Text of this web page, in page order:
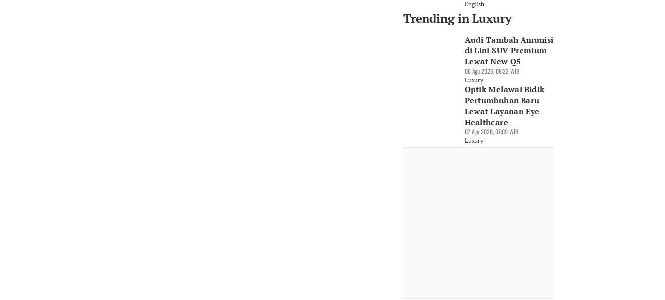
English
Trending in Luxury
Audi Tambah Amunisi
di Lini SUV Premium
Lewat New Q5
06 Agu 2026, 08:22 WIB
Luxury
Optik Melawai Bidik
Pertumbuhan Baru
Lewat Layanan Eye
Healthcare
07 Agu 2026, 07:09 WIB
Luxury